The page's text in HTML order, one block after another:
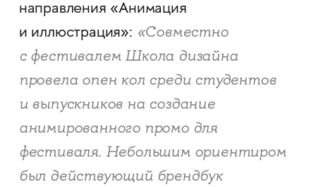
направления «Анимация
и иллюстрация»: «Совместно
с фестивалем Школа дизайна
провела опен кол среди студентов
и выпускников на создание
анимированного промо для
фестиваля. Небольшим ориентиром
был действующий брендбук